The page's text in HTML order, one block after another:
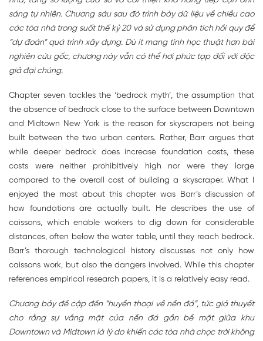
sáng tự nhiên. Chương sáu sau đó trình bày dữ liệu về chiều cao
các tòa nhà trong suốt thế kỷ 20 và sử dụng phân tích hồi quy để
“dự đoán” quá trình xây dựng. Dù ít mang tính học thuật hơn bài
nghiên cứu gốc, chương này vẫn có thể hơi phức tạp đối với độc
giả đại chúng.
Chapter seven tackles the ‘bedrock myth’, the assumption that
the absence of bedrock close to the surface between Downtown
and Midtown New York is the reason for skyscrapers not being
built between the two urban centers. Rather, Barr argues that
while deeper bedrock does increase foundation costs, these
costs were neither prohibitively high nor were they large
compared to the overall cost of building a skyscraper. What I
enjoyed the most about this chapter was Barr’s discussion of
how foundations are actually built. He describes the use of
caissons, which enable workers to dig down for considerable
distances, often below the water table, until they reach bedrock.
Barr’s thorough technological history discusses not only how
caissons work, but also the dangers involved. While this chapter
references empirical research papers, it is a relatively easy read.
Chương bảy đề cập đến “huyền thoại về nền đá”, tức giả thuyết
cho rằng sự vắng mặt của nền đá gần bề mặt giữa khu
Downtown và Midtown là lý do khiến các tòa nhà chọc trời không